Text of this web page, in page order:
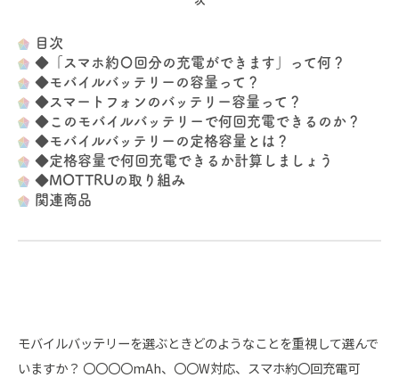
目次
◆「スマホ約〇回分の充電ができます」って何？
◆モバイルバッテリーの容量って？
◆スマートフォンのバッテリー容量って？
◆このモバイルバッテリーで何回充電できるのか？
◆モバイルバッテリーの定格容量とは？
◆定格容量で何回充電できるか計算しましょう
◆MOTTRUの取り組み
関連商品
モバイルバッテリーを選ぶときどのようなことを重視して選んで
いますか？ 〇〇〇〇mAh、〇〇W対応、スマホ約〇回充電可